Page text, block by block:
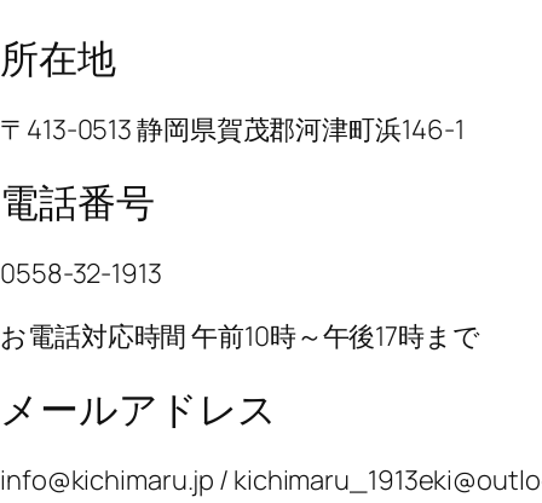
所在地
〒413-0513 静岡県賀茂郡河津町浜146-1
電話番号
0558-32-1913
お電話対応時間 午前10時～午後17時まで
メールアドレス
info@kichimaru.jp /